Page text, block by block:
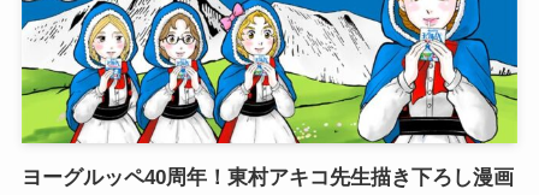
ヨーグルッペ40周年！東村アキコ先生描き下ろし漫画